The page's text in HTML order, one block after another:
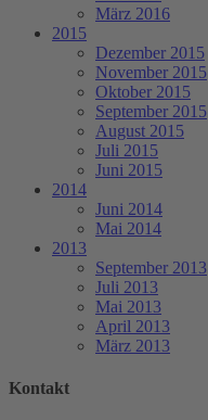
März 2016
2015
Dezember 2015
November 2015
Oktober 2015
September 2015
August 2015
Juli 2015
Juni 2015
2014
Juni 2014
Mai 2014
2013
September 2013
Juli 2013
Mai 2013
April 2013
März 2013
Kontakt